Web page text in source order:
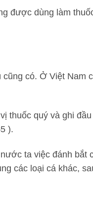
được dùng làm
có. Ở Việt Nam
thuốc quý và ghi
).
ta việc đánh bắt
các loại cá khác,